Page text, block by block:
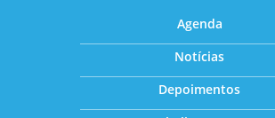
Agenda
Notícias
Depoimentos